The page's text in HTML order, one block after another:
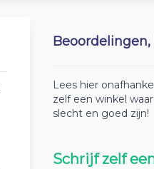
Lees hier
zelf een winkel
slecht en goed zijn!
Schrijf zelf